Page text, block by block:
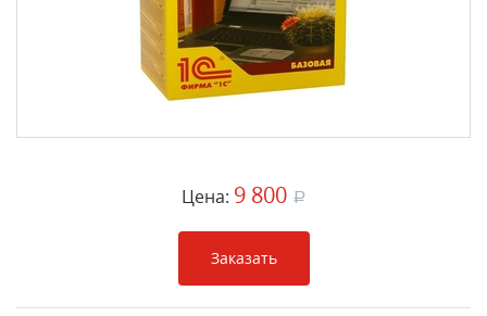
Цена: 9 800 a
Заказать